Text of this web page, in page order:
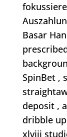
Basar
SpinBet ‚
deposit ,
dribble
xlviii